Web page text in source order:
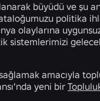
büyüdü ve şu
politika
olaylarına
sistemlerimizi
amacıyla
yeni bir